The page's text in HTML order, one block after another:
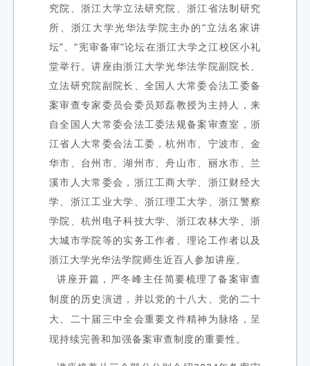
究院、浙江大学立法研究院、浙江省法制研究
所、浙江大学光华法学院主办的“立法名家讲
坛”、“宪审备审”论坛在浙江大学之江校区小礼
堂举行。讲座由浙江大学光华法学院副院长、
立法研究院副院长、全国人大常委会法工委备
案审查专家委员会委员郑磊教授为主持人，来
自全国人大常委会法工委法规备案审查室，浙
江省人大常委会法工委，杭州市、宁波市、金
华市、台州市、湖州市、舟山市、丽水市、兰
溪市人大常委会，浙江工商大学、浙江财经大
学、浙江工业大学、浙江理工大学、浙江警察
学院、杭州电子科技大学、浙江农林大学、浙
大城市学院等的实务工作者、理论工作者以及
浙江大学光华法学院师生近百人参加讲座。
讲座开篇，严冬峰主任简要梳理了备案审查
制度的历史演进，并以党的十八大、党的二十
大、二十届三中全会重要文件精神为脉络，呈
现持续完善和加强备案审查制度的重要性。